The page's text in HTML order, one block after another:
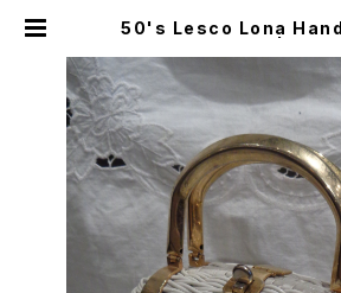
50's Lesco Lona